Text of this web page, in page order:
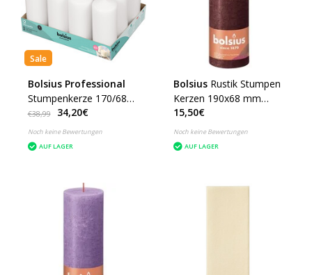
Sale
Bolsius Professional
Stumpenkerze 170/68
Weiß, 12 Stück
€38,99 34,20€
Noch keine Bewertungen
AUF LAGER
Bolsius Rustik Stumpen
Kerzen 190x68 mm
Salbeigrün, 4 Stück -
Copy - Copy - Copy
15,50€
Noch keine Bewertungen
AUF LAGER